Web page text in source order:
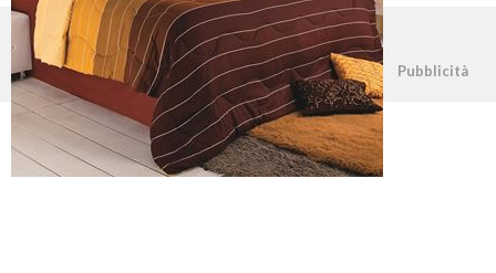
©2026 - casapratica.net - p.iva 03338800984 Pubblicità